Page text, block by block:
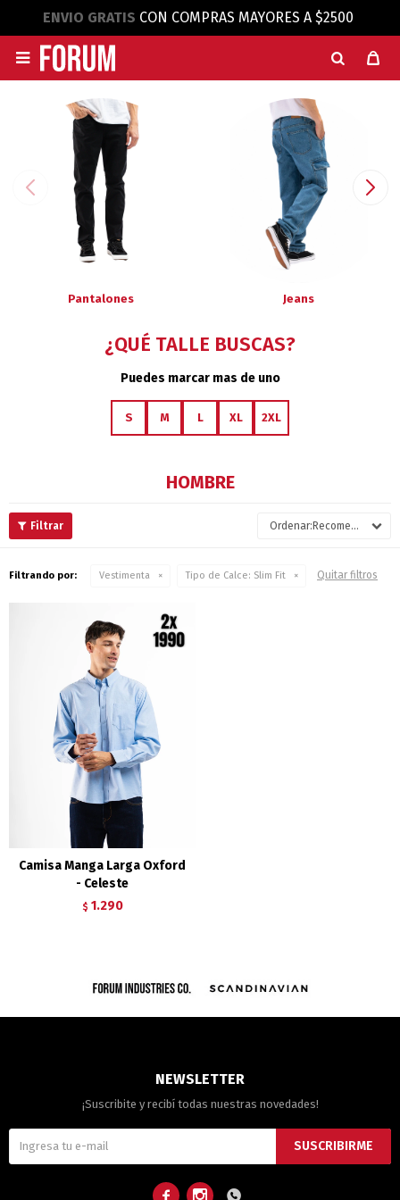
ENVIO GRATIS CON COMPRAS MAYORES A $2500

Pantalones Jeans
¿QUÉ TALLE BUSCAS?
Puedes marcar mas de uno
S M L XL 2XL
HOMBRE
Recomendados
Filtrando por: Vestimenta Tipo de Calce: Slim Fit Quitar filtros
Camisa Manga Larga Oxford
- Celeste
$ 1.290
NEWSLETTER
¡Suscribite y recibí todas nuestras novedades!
SUSCRIBIRME
  